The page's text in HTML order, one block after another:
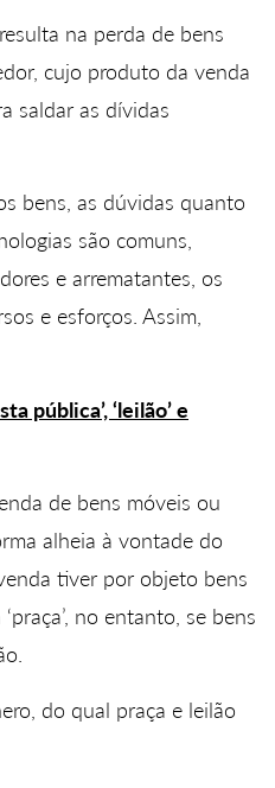
na perda de bens
cujo produto da venda
saldar as dívidas
bens, as dúvidas quanto
são comuns,
e arrematantes, os
e esforços. Assim,
pública’, ‘leilão’ e
de bens móveis ou
alheia à vontade do
tiver por objeto bens
no entanto, se bens
do qual praça e leilão